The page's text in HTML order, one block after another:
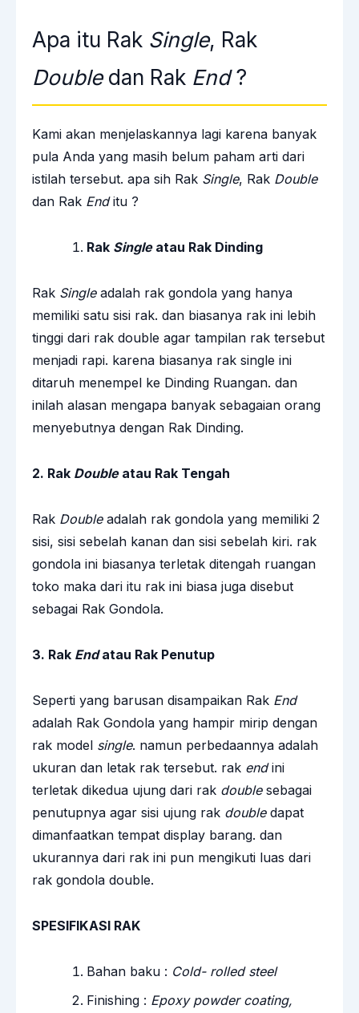
Apa itu Rak Single, Rak
Doubledan Rak End?
Kami akan menjelaskannya lagi karena banyak
pula Anda yang masih belum paham arti dari
istilah tersebut. apa sih Rak Single, Rak Double
dan Rak Enditu ?
Rak Singleatau Rak Dinding
Rak Singleadalah rak gondola yang hanya
memiliki satu sisi rak. dan biasanya rak ini lebih
tinggi dari rak double agar tampilan rak tersebut
menjadi rapi. karena biasanya rak single ini
ditaruh menempel ke Dinding Ruangan. dan
inilah alasan mengapa banyak sebagaian orang
menyebutnya dengan Rak Dinding.
2. Rak Doubleatau Rak Tengah
Rak Doubleadalah rak gondola yang memiliki 2
sisi, sisi sebelah kanan dan sisi sebelah kiri. rak
gondola ini biasanya terletak ditengah ruangan
toko maka dari itu rak ini biasa juga disebut
sebagai Rak Gondola.
3. Rak Endatau Rak Penutup
Seperti yang barusan disampaikan Rak End
adalah Rak Gondola yang hampir mirip dengan
rak model single. namun perbedaannya adalah
ukuran dan letak rak tersebut. rak endini
terletak dikedua ujung dari rak doublesebagai
penutupnya agar sisi ujung rak doubledapat
dimanfaatkan tempat display barang. dan
ukurannya dari rak ini pun mengikuti luas dari
rak gondola double.
SPESIFIKASI RAK
Bahan baku : Cold- rolled steel
Finishing : Epoxy powder coating,